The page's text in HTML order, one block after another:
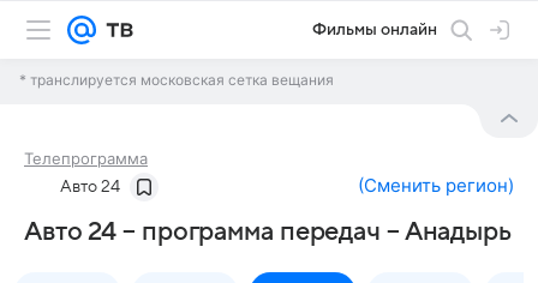
Фильмы онлайн
* транслируется московская сетка вещания
Телепрограмма
Авто 24 (Сменить регион)
Авто 24 – программа передач – Анадырь